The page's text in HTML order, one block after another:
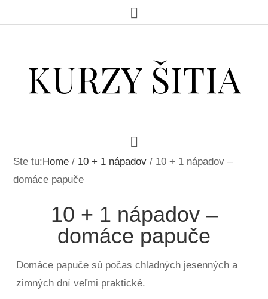
KURZY ŠITIA
Ste tu:Home / 10 + 1 nápadov / 10 + 1 nápadov –
domáce papuče
10 + 1 nápadov –
domáce papuče
Domáce papuče sú počas chladných jesenných a
zimných dní veľmi praktické.